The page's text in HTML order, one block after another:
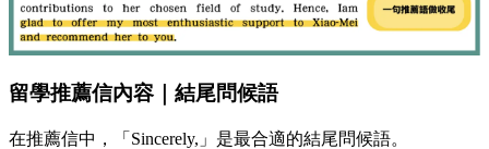
留學推薦信內容｜結尾問候語
在推薦信中，「Sincerely,」是最合適的結尾問候語。